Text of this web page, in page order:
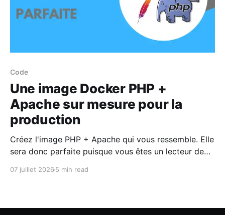
Code
Une image Docker PHP +
Apache sur mesure pour la
production
Créez l'image PHP + Apache qui vous ressemble. Elle
sera donc parfaite puisque vous êtes un lecteur de
articles 💖
07 juillet 2026 5 min read